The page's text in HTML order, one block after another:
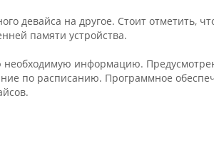
девайса на другое. Стоит отметить,
памяти устройства.
необходимую информацию.
по расписанию. Программное